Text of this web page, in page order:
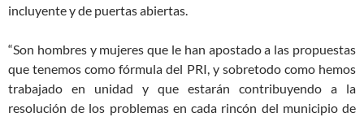
incluyente y de puertas abiertas.
“Son hombres y mujeres que le han apostado a las propuestas
que tenemos como fórmula del PRI, y sobretodo como hemos
trabajado en unidad y que estarán contribuyendo a la
resolución de los problemas en cada rincón del municipio de